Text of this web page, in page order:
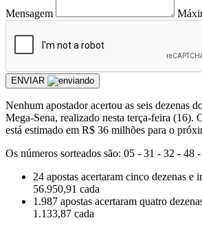
Mensagem
ENVIAR
Nenhum apostador acertou as seis dezenas
Mega-Sena, realizado nesta terça-feira (16).
está estimado em R$ 36 milhões para o
Os números sorteados são: 05 - 31 - 32 - 48
24 apostas acertaram cinco dezenas e
56.950,91 cada
1.987 apostas acertaram quatro
1.133,87 cada